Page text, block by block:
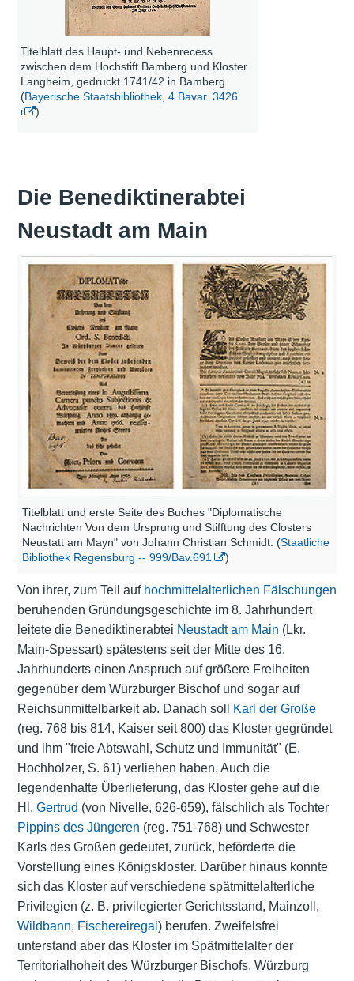
Titelblatt des Haupt- und Nebenrecess
zwischen dem Hochstift Bamberg und Kloster
Langheim, gedruckt 1741/42 in Bamberg.
(Bayerische Staatsbibliothek, 4 Bavar. 3426
i
)
Die Benediktinerabtei
Neustadt am Main
Titelblatt und erste Seite des Buches "Diplomatische
Nachrichten Von dem Ursprung und Stifftung des Closters
Neustatt am Mayn" von Johann Christian Schmidt. (Staatliche
Bibliothek Regensburg -- 999/Bav.691
)
Von ihrer, zum Teil auf hochmittelalterlichen Fälschungen
beruhenden Gründungsgeschichte im 8. Jahrhundert
leitete die Benediktinerabtei Neustadt am Main (Lkr.
Main-Spessart) spätestens seit der Mitte des 16.
Jahrhunderts einen Anspruch auf größere Freiheiten
gegenüber dem Würzburger Bischof und sogar auf
Reichsunmittelbarkeit ab. Danach soll
Karl der Große
(reg. 768 bis 814, Kaiser seit 800) das Kloster gegründet
und ihm "freie Abtswahl, Schutz und Immunität" (E.
Hochholzer, S. 61) verliehen haben. Auch die
legendenhafte Überlieferung, das Kloster gehe auf die
Hl. Gertrud (von Nivelle, 626-659), fälschlich als Tochter
Pippins des Jüngeren (reg. 751-768) und Schwester
Karls des Großen gedeutet, zurück, beförderte die
Vorstellung eines Königskloster. Darüber hinaus konnte
sich das Kloster auf verschiedene spätmittelalterliche
Privilegien (z. B. privilegierter Gerichtsstand, Mainzoll ,
Wildbann, Fischereiregal ) berufen. Zweifelsfrei
unterstand aber das Kloster im Spätmittelalter der
Territorialhoheit des Würzburger Bischofs. Würzburg